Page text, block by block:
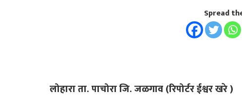
Spread
लोहारा ता. पाचोरा जि. जळगाव (रिपोर्टर ईश्वर खरे )